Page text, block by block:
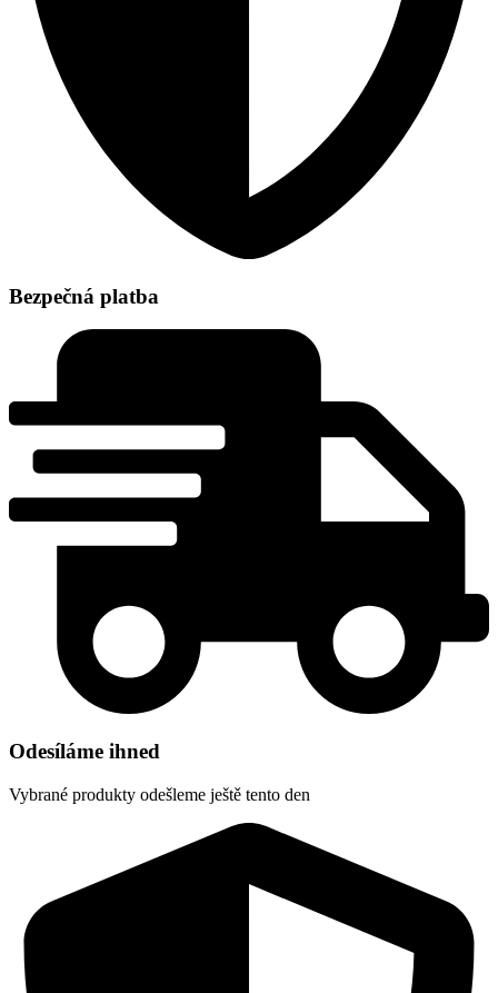
Bezpečná platba
Odesíláme ihned
Vybrané produkty odešleme ještě tento den